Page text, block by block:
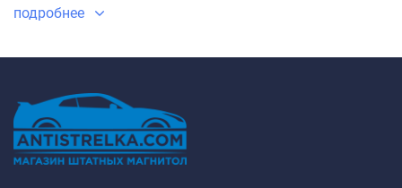
⇓ Какие Штатные магнитолы Peugeot 108 самые
Peugeot 108 - ✓Штатная магнитола Teyes CC3L WiFi 2/32
Peugeot 108 (2014-2021) F1✓
4/32 Peugeot 108 (2014-2021) F1
CC3L 4/64 Peugeot 108 (2014-2021) F1
подробнее